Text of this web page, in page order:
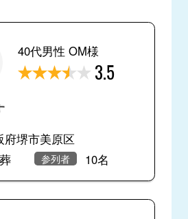
40代男性 OM様
3.5
府堺市美原区
参列者 10名